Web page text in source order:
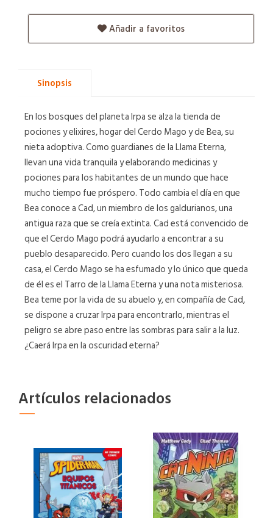
Añadir a favoritos
Sinopsis
En los bosques del planeta Irpa se alza la tienda de
pociones y elixires, hogar del Cerdo Mago y de Bea, su
nieta adoptiva. Como guardianes de la Llama Eterna,
llevan una vida tranquila y elaborando medicinas y
pociones para los habitantes de un mundo que hace
mucho tiempo fue próspero. Todo cambia el día en que
Bea conoce a Cad, un miembro de los galdurianos, una
antigua raza que se creía extinta. Cad está convencido de
que el Cerdo Mago podrá ayudarlo a encontrar a su
pueblo desaparecido. Pero cuando los dos llegan a su
casa, el Cerdo Mago se ha esfumado y lo único que queda
de él es el Tarro de la Llama Eterna y una nota misteriosa.
Bea teme por la vida de su abuelo y, en compañía de Cad,
se dispone a cruzar Irpa para encontrarlo, mientras el
peligro se abre paso entre las sombras para salir a la luz.
¿Caerá Irpa en la oscuridad eterna?
Artículos relacionados